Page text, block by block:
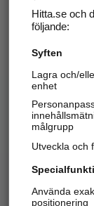
Hitta.se -
Sök företag,
Hitta
Hitta.se och
följande:
Syften
Lagra och/
enhet
målgrupp
Utveckla och
Använda
positionering